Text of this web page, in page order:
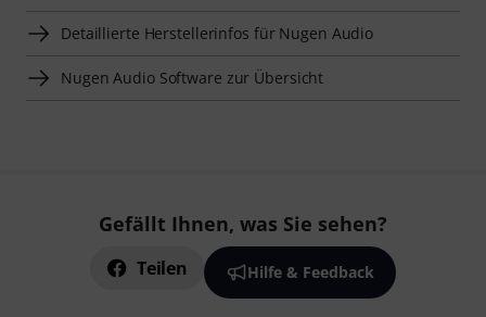
Detaillierte Herstellerinfos für Nugen Audio
Nugen Audio Software zur Übersicht
Gefällt Ihnen, was Sie sehen?
Teilen Hilfe & Feedback